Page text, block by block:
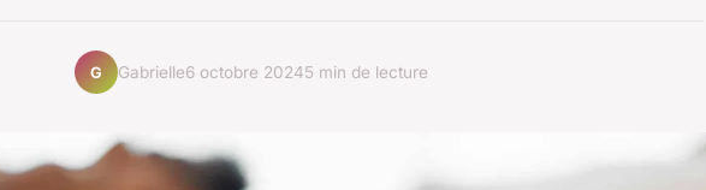
G Gabrielle6 octobre 20245 min de lecture